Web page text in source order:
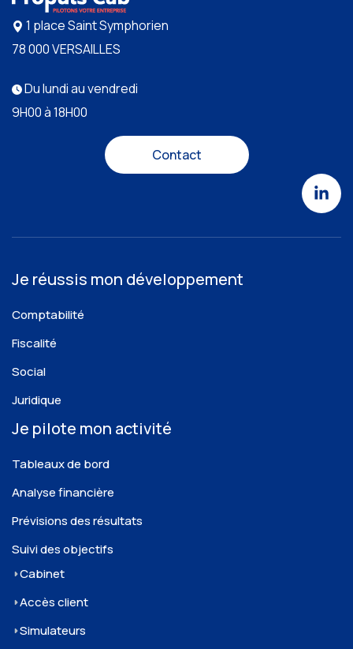
1 place Saint Symphorien
78 000 VERSAILLES
Du lundi au vendredi
9H00 à 18H00
Contact
Je réussis mon développement
Comptabilité
Fiscalité
Social
Juridique
Je pilote mon activité
Tableaux de bord
Analyse financière
Prévisions des résultats
Suivi des objectifs
Cabinet
Accès client
Simulateurs